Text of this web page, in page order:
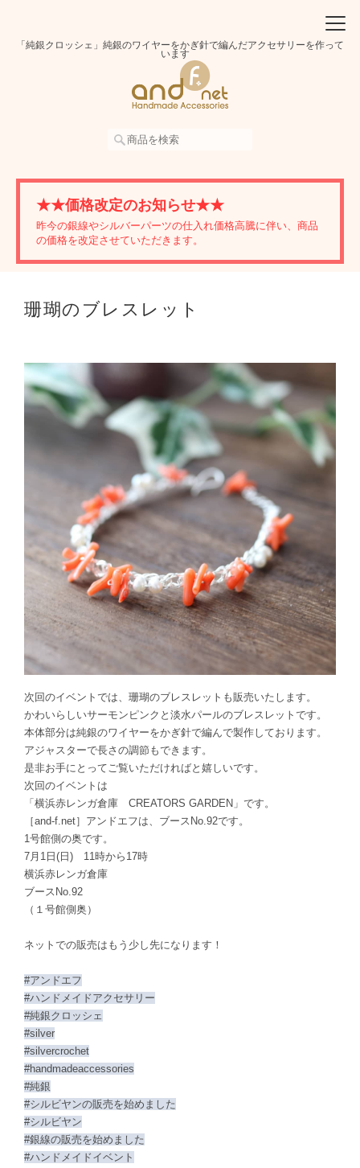
「純銀クロッシェ」純銀のワイヤーをかぎ針で編んだアクセサリーを作って
います
★★価格改定のお知らせ★★
昨今の銀線やシルバーパーツの仕入れ価格高騰に伴い、商品
の価格を改定させていただきます。
珊瑚のブレスレット
次回のイベントでは、珊瑚のブレスレットも販売いたします。
かわいらしいサーモンピンクと淡水パールのブレスレットです。
本体部分は純銀のワイヤーをかぎ針で編んで製作しております。
アジャスターで長さの調節もできます。
是非お手にとってご覧いただければと嬉しいです。
次回のイベントは
「横浜赤レンガ倉庫 CREATORS GARDEN」です。
［and-f.net］アンドエフは、ブースNo.92です。
1号館側の奥です。
7月1日(日) 11時から17時
横浜赤レンガ倉庫
ブースNo.92
（１号館側奥）
ネットでの販売はもう少し先になります！
#アンドエフ
#ハンドメイドアクセサリー
#純銀クロッシェ
#silver
#silvercrochet
#handmadeaccessories
#純銀
#シルビヤンの販売を始めました
#シルビヤン
#銀線の販売を始めました
#ハンドメイドイベント